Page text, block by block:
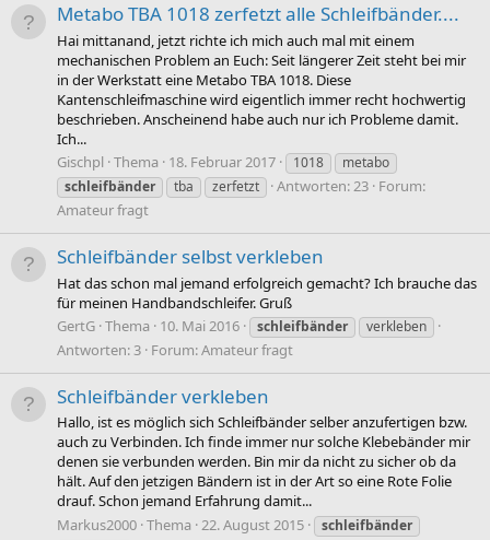
Metabo TBA 1018 zerfetzt alle Schleifbänder....
Hai mittanand, jetzt richte ich mich auch mal mit einem
mechanischen Problem an Euch: Seit längerer Zeit steht bei mir
in der Werkstatt eine Metabo TBA 1018. Diese
Kantenschleifmaschine wird eigentlich immer recht hochwertig
beschrieben. Anscheinend habe auch nur ich Probleme damit.
Ich...
Gischpl Thema 18. Februar 2017 1018
metabo
schleifbänder
tba zerfetzt Antworten: 23 Forum:
Amateur fragt
Schleifbänder selbst verkleben
Hat das schon mal jemand erfolgreich gemacht? Ich brauche das
für meinen Handbandschleifer. Gruß
GertG Thema 10. Mai 2016 schleifbänder verkleben
Antworten: 3 Forum:Amateur fragt
Schleifbänder verkleben
Hallo, ist es möglich sich Schleifbänder selber anzufertigen bzw.
auch zu Verbinden. Ich finde immer nur solche Klebebänder mir
denen sie verbunden werden. Bin mir da nicht zu sicher ob da
hält. Auf den jetzigen Bändern ist in der Art so eine Rote Folie
drauf. Schon jemand Erfahrung damit...
Markus2000 Thema 22. August 2015
schleifbänder